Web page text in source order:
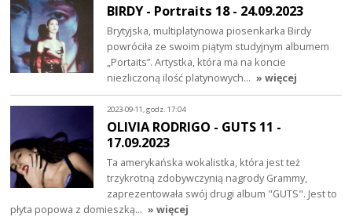
BIRDY - Portraits 18 - 24.09.2023
Brytyjska, multiplatynowa piosenkarka Birdy
powróciła ze swoim piątym studyjnym albumem
„Portaits”. Artystka, która ma na koncie
niezliczoną ilość platynowych… » więcej
2023-09-11, godz. 17:04
OLIVIA RODRIGO - GUTS 11 -
17.09.2023
Ta amerykańska wokalistka, która jest też
trzykrotną zdobywczynią nagrody Grammy,
zaprezentowała swój drugi album "GUTS". Jest to
płyta popowa z domieszką… » więcej